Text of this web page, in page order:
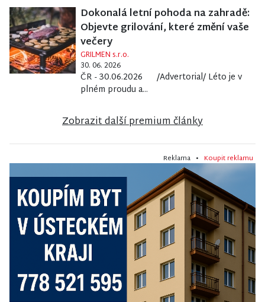
Dokonalá letní pohoda na zahradě:
Objevte grilování, které změní vaše
večery
GRILMEN s.r.o.
30. 06. 2026
ČR - 30.06.2026 /Advertorial/ Léto je v
plném proudu a...
Zobrazit další premium články
Reklama • Koupit reklamu